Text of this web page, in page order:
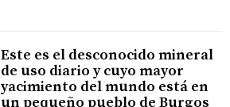
Este es el desconocido mineral
de uso diario y cuyo mayor
yacimiento del mundo está en
un pequeño pueblo de Burgos